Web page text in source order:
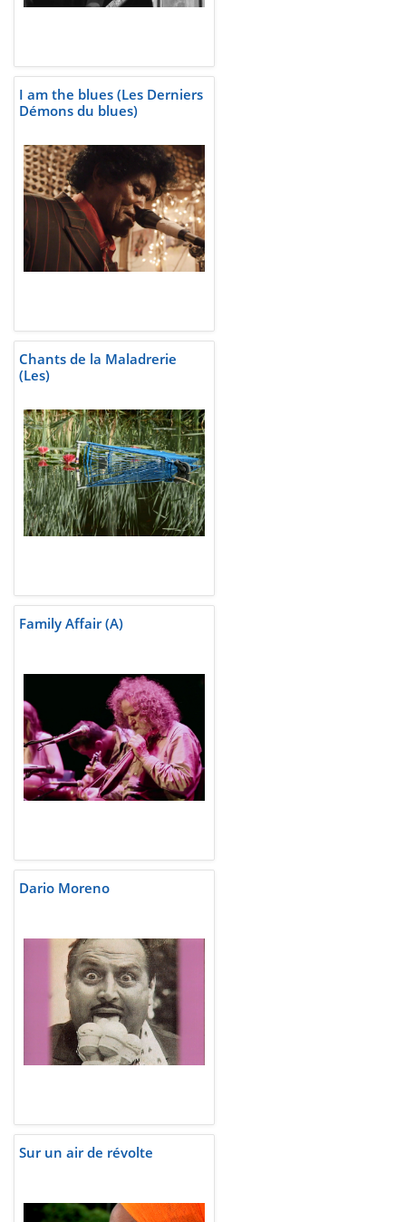
I am the blues (Les Derniers
Démons du blues)
Chants de la Maladrerie
(Les)
Family Affair (A)
Dario Moreno
Sur un air de révolte